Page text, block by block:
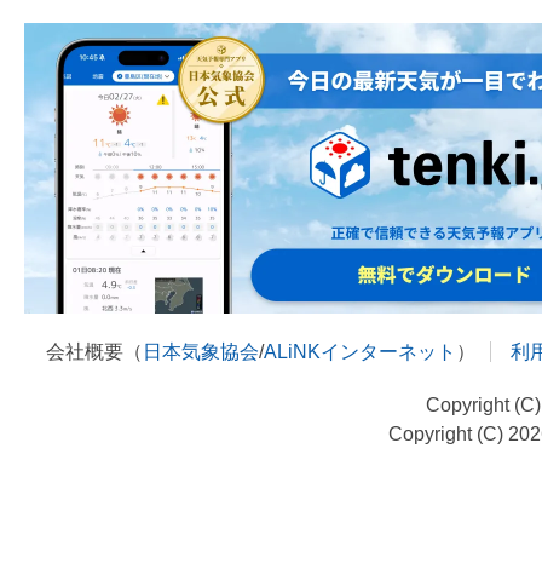
会社概要（ 日本気象協会/ALiNKインターネット ） 利
Copyright
Copyright (C)